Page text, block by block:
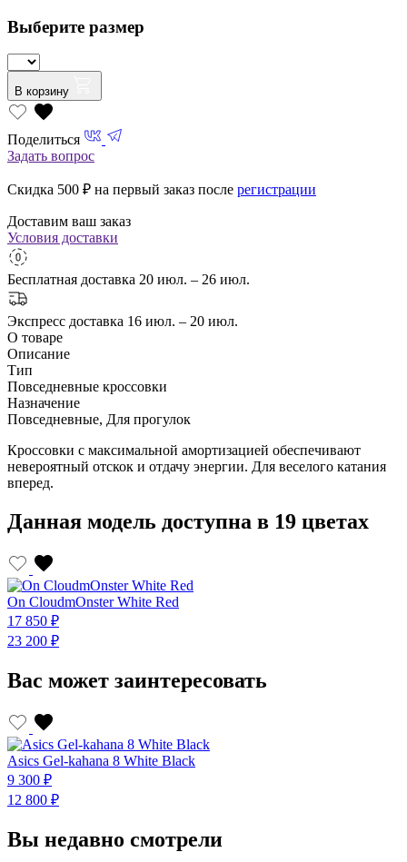
Выберите размер
В корзину
Поделиться
Задать вопрос
Скидка 500 ₽ на первый заказ после регистрации
Доставим ваш заказ
Условия доставки
Бесплатная доставка 20 июл. – 26 июл.
Экспресс доставка 16 июл. – 20 июл.
О товаре
Описание
Тип
Повседневные кроссовки
Назначение
Повседневные, Для прогулок
Кроссовки с максимальной амортизацией обеспечивают
невероятный отскок и отдачу энергии. Для веселого катания
вперед.
Данная модель доступна в 19 цветах
On CloudmOnster White Red
17 850 ₽
23 200 ₽
Вас может заинтересовать
Asics Gel-kahana 8 White Black
9 300 ₽
12 800 ₽
Вы недавно смотрели